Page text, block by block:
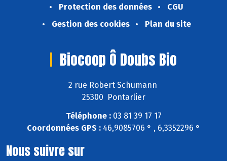
Protection des données
CGU
Gestion des cookies
Plan du site
Biocoop Ô Doubs Bio
2 rue Robert Schumann
25300 Pontarlier
Téléphone :03 81 39 17 17
Coordonnées GPS : 46,9085706 ° , 6,3352296 °
Nous suivre sur